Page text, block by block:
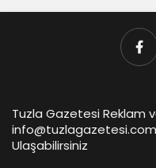
Tuzla Gazetesi Reklam
Ulaşabilirsiniz